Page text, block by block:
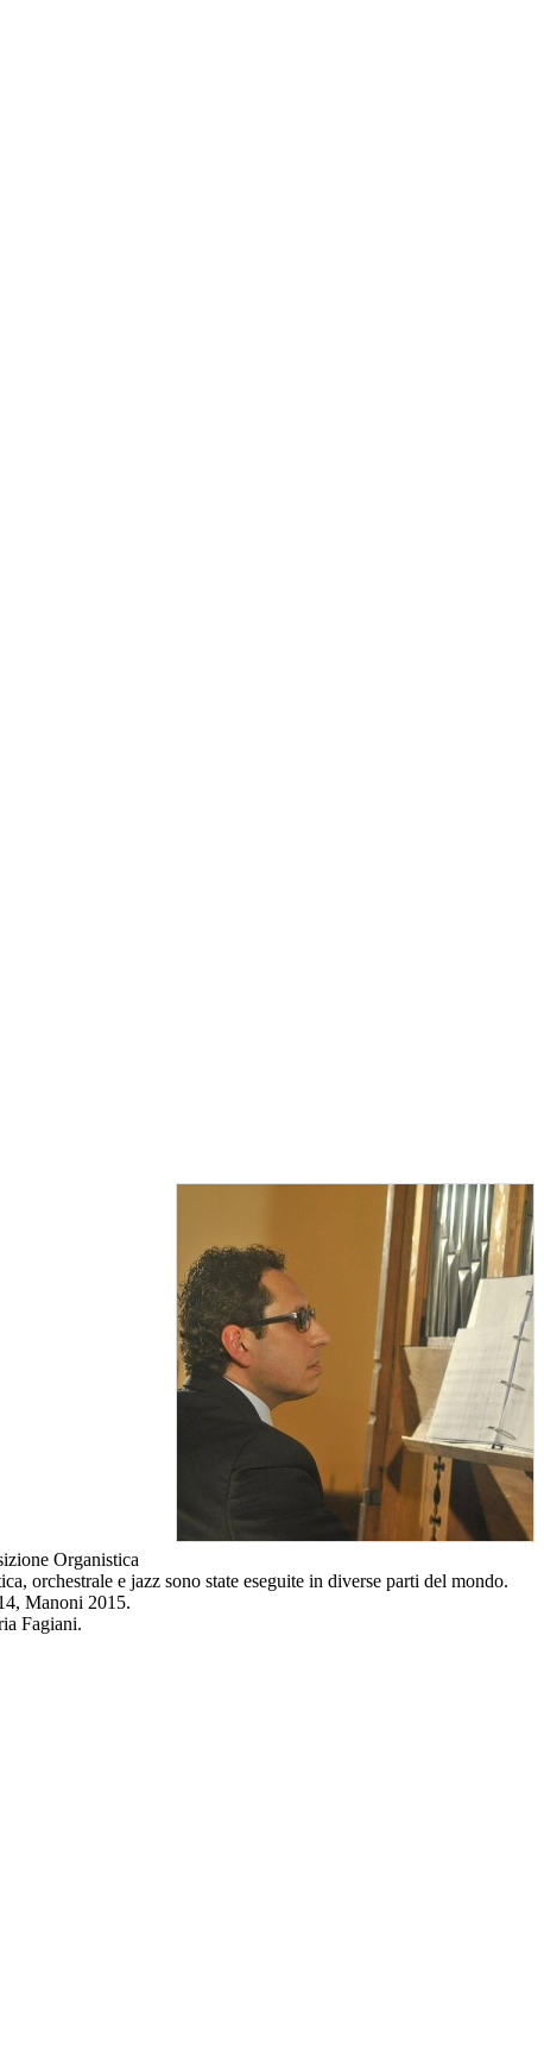
Organistica
orchestrale e jazz sono state eseguite in diverse parti del mondo.
Manoni 2015.
Fagiani.